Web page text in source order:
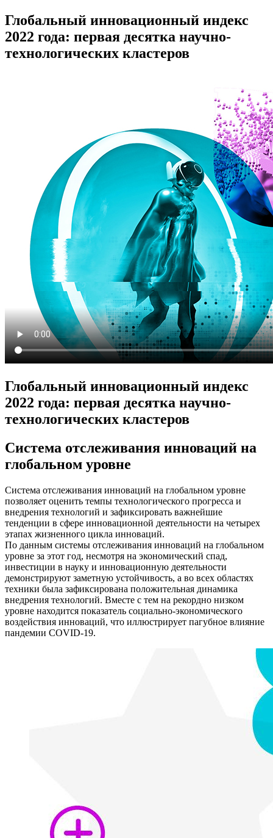
Глобальный инновационный индекс
2022 года: первая десятка научно-
технологических кластеров
Глобальный инновационный индекс
2022 года: первая десятка научно-
технологических кластеров
Система отслеживания инноваций на
глобальном уровне
Система отслеживания инноваций на глобальном уровне
позволяет оценить темпы технологического прогресса и
внедрения технологий и зафиксировать важнейшие
тенденции в сфере инновационной деятельности на четырех
этапах жизненного цикла инноваций.
По данным системы отслеживания инноваций на глобальном
уровне за этот год, несмотря на экономический спад,
инвестиции в науку и инновационную деятельности
демонстрируют заметную устойчивость, а во всех областях
техники была зафиксирована положительная динамика
внедрения технологий. Вместе с тем на рекордно низком
уровне находится показатель социально-экономического
воздействия инноваций, что иллюстрирует пагубное влияние
пандемии COVID-19.